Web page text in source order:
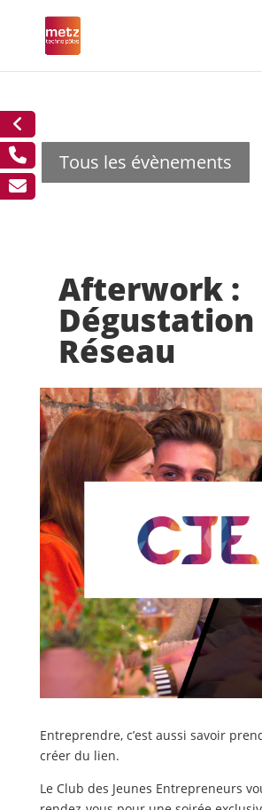
Tous les évènements
Afterwork :
Dégustation
Réseau
Entreprendre, c’est aussi savoir
créer du lien.
Le Club des Jeunes Entrepreneurs